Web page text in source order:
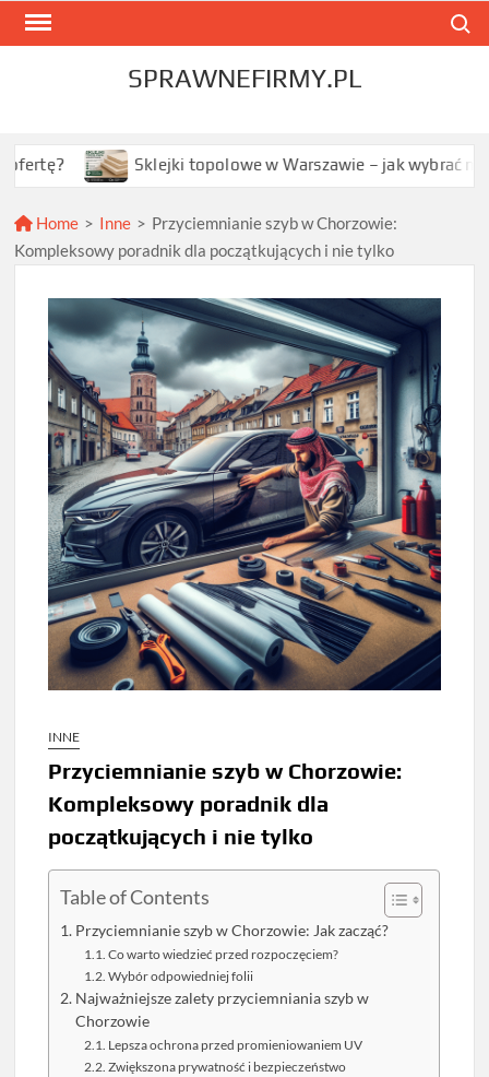
Skip
SPRAWNEFIRMY.PL
Sklejki topolowe w Warszawie – jak wybrać najlepszą
Home > Inne > Przyciemnianie szyb w Chorzowie:
Kompleksowy poradnik dla początkujących i nie tylko
INNE
Przyciemnianie szyb w Chorzowie:
Kompleksowy poradnik dla
początkujących i nie tylko
Table of Contents
Przyciemnianie szyb w Chorzowie: Jak zacząć?
Co warto wiedzieć przed rozpoczęciem?
Wybór odpowiedniej folii
Najważniejsze zalety przyciemniania szyb w
Chorzowie
Lepsza ochrona przed promieniowaniem UV
Zwiększona prywatność i bezpieczeństwo